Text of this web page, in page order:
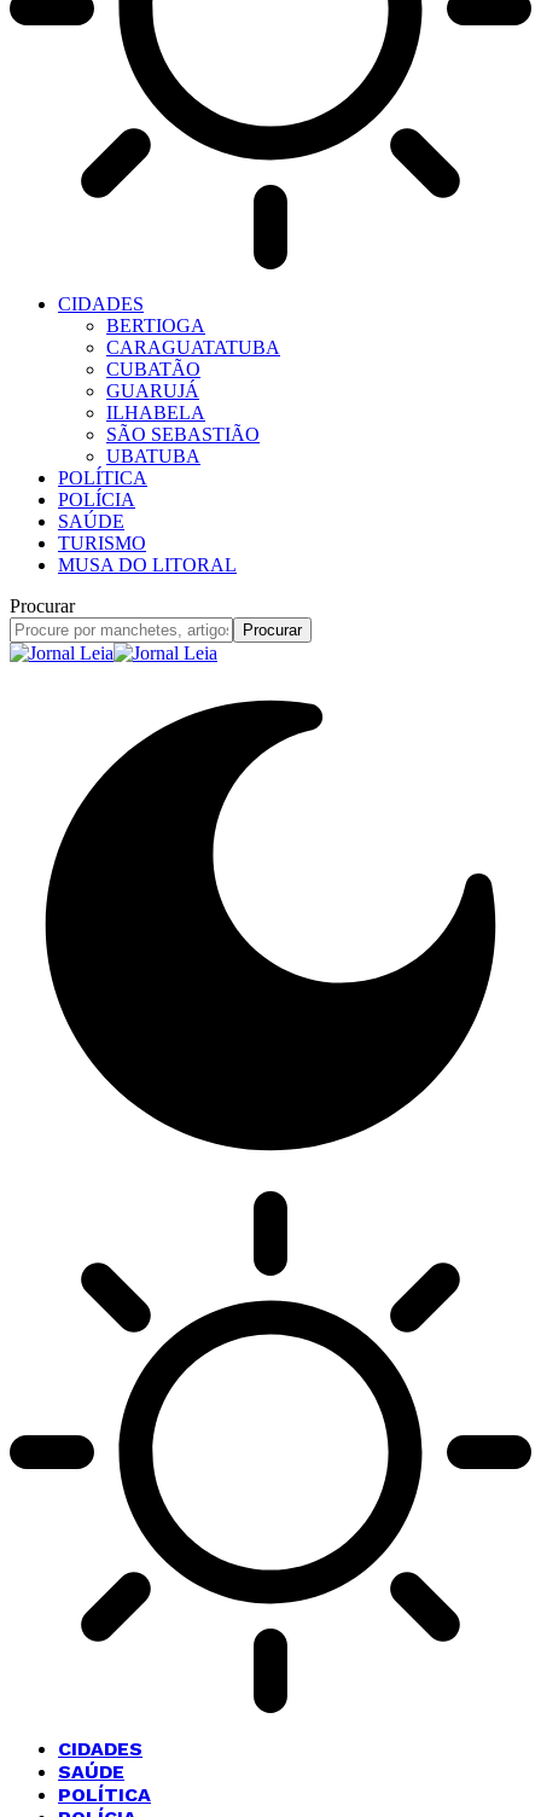
CIDADES
BERTIOGA
CARAGUATATUBA
CUBATÃO
GUARUJÁ
ILHABELA
SÃO SEBASTIÃO
UBATUBA
POLÍTICA
POLÍCIA
SAÚDE
TURISMO
MUSA DO LITORAL
Procurar
CIDADES
SAÚDE
POLÍTICA